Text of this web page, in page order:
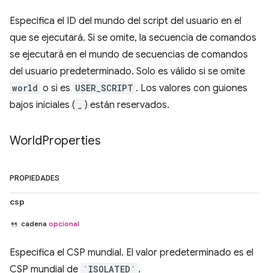
Especifica el ID del mundo del script del usuario en el
que se ejecutará. Si se omite, la secuencia de comandos
se ejecutará en el mundo de secuencias de comandos
del usuario predeterminado. Solo es válido si se omite
world o si es USER_SCRIPT . Los valores con guiones
bajos iniciales (
) están reservados.
WorldProperties
PROPIEDADES
csp
cadena opcional
Especifica el CSP mundial. El valor predeterminado es el
CSP mundial de `ISOLATED` .